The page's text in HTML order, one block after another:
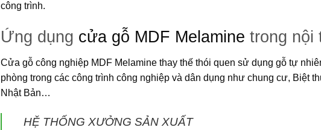
công trình.
Ứng dụng cửa gỗ MDF Melamine trong nội
Cửa gỗ công nghiệp MDF Melaminethay thế thói quen sử dụng gỗ tự
phòng trong các công trình công nghiệp và dân dụng như chung cư, Biệt
Nhật Bản…
HỆ THỐNG XƯỞNG SẢN XUẤT